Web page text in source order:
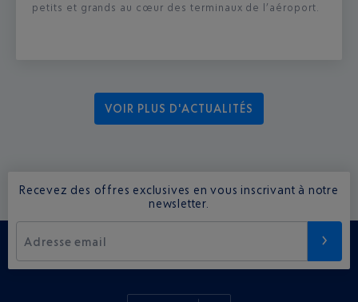
petits et grands au cœur des terminaux de l’aéroport.
VOIR PLUS D'ACTUALITÉS
Recevez des offres exclusives en vous inscrivant à notre
newsletter.
Adresse email